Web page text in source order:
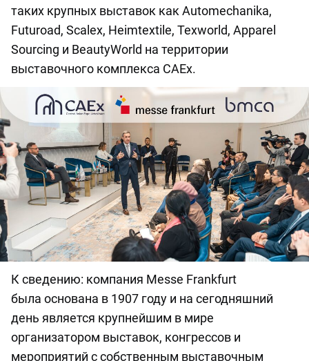
таких крупных выставок как Automechanika,
Futuroad, Scalex, Heimtextile, Texworld, Apparel
Sourcing и BeautyWorld на территории
выставочного комплекса CAEx.
К сведению: компания Messe Frankfurt
была основана в 1907 году и на сегодняшний
день является крупнейшим в мире
организатором выставок, конгрессов и
мероприятий с собственным выставочным